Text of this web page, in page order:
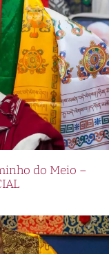
do Meio –